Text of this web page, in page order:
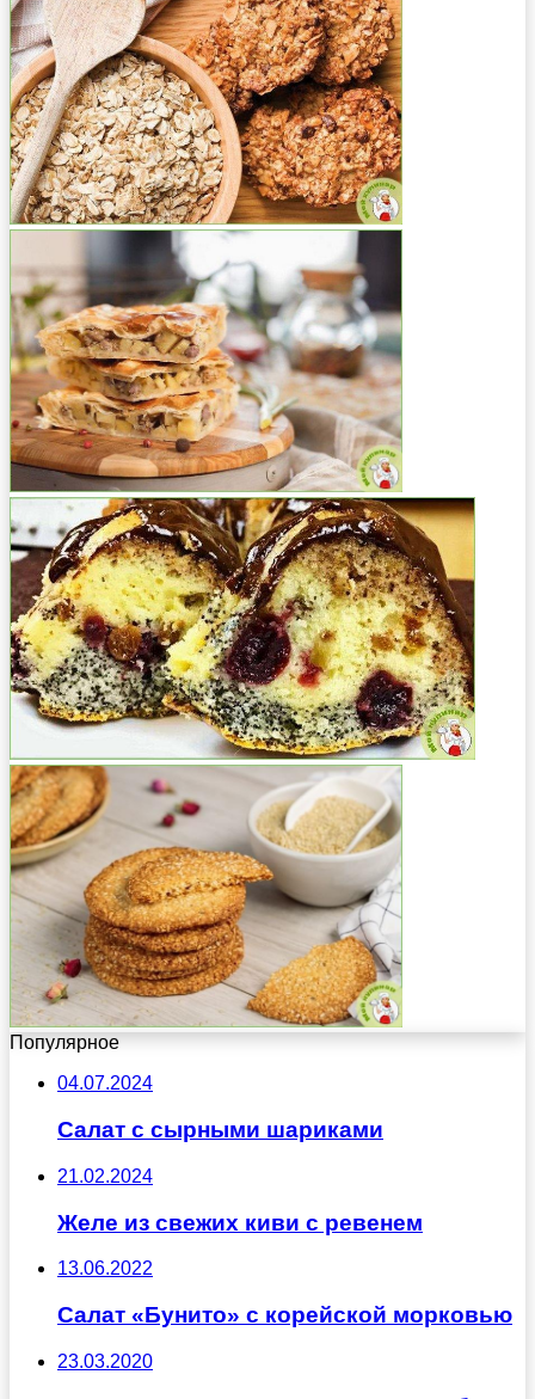
Популярное
04.07.2024
Салат с сырными шариками
21.02.2024
Желе из свежих киви с ревенем
13.06.2022
Салат «Бунито» с корейской морковью
23.03.2020